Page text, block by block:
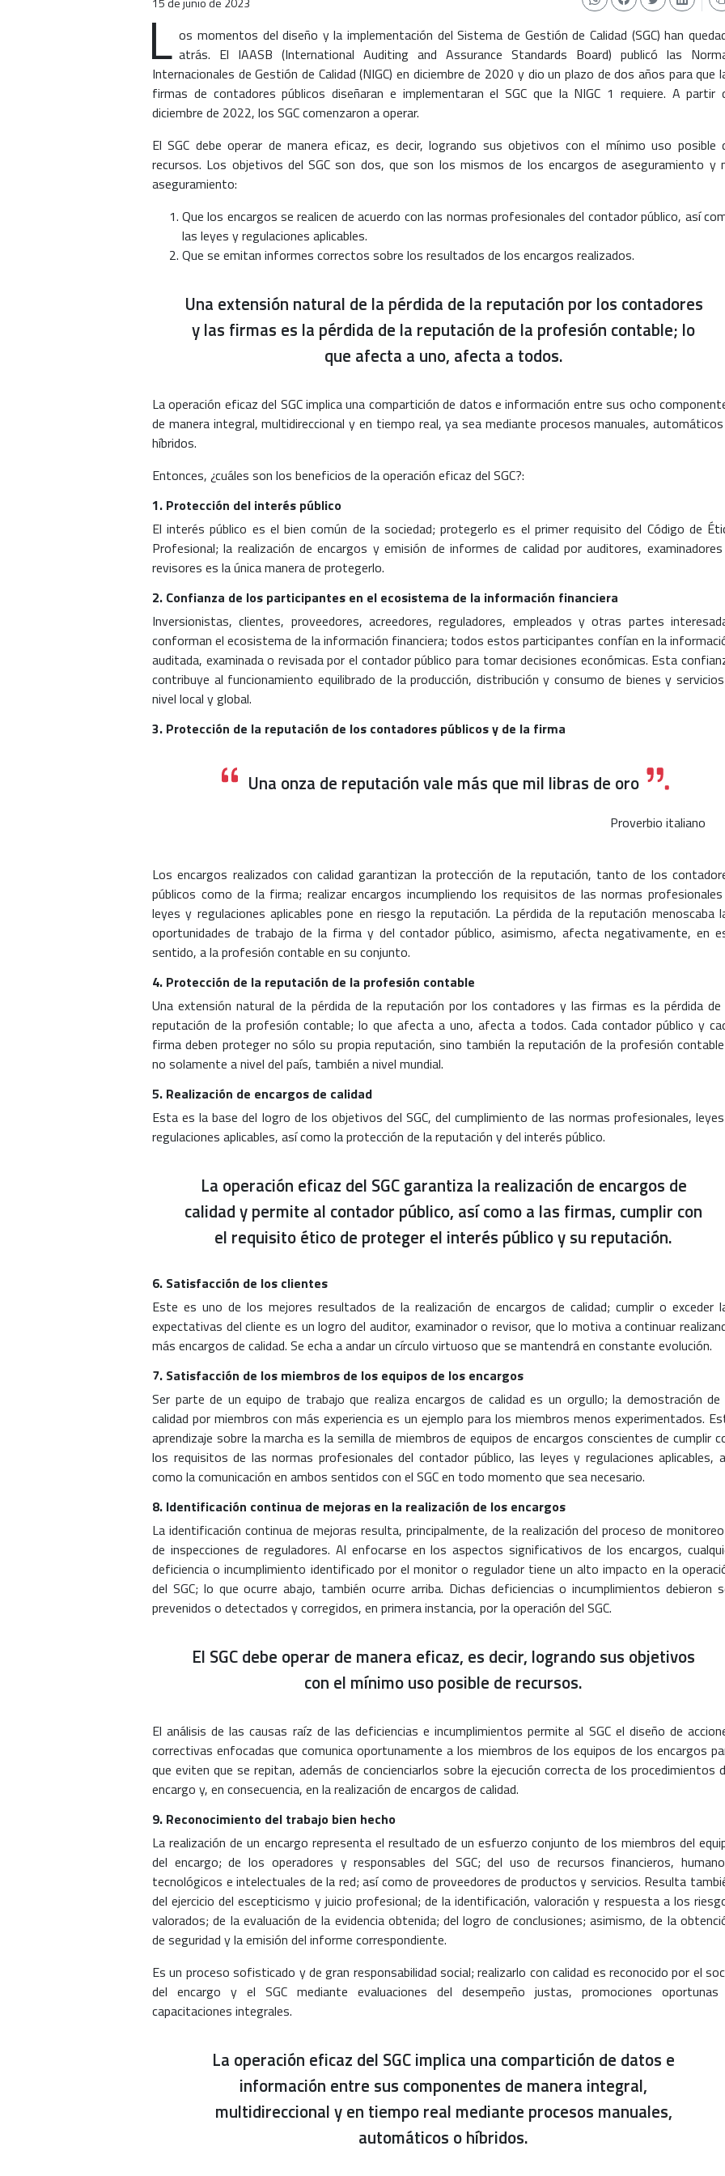
L os momentos del diseño y la implementación del Sistema de Gestión de Calidad (SGC) han
atrás. El IAASB (International Auditing and Assurance Standards Board) publicó las
Internacionales de Gestión de Calidad (NIGC) en diciembre de 2020 y dio un plazo de dos años para que
firmas de contadores públicos diseñaran e implementaran el SGC que la NIGC 1 requiere. A partir
diciembre de 2022, los SGC comenzaron a operar.
El SGC debe operar de manera eficaz, es decir, logrando sus objetivos con el mínimo uso posible
recursos. Los objetivos del SGC son dos, que son los mismos de los encargos de aseguramiento y
aseguramiento:
Que los encargos se realicen de acuerdo con las normas profesionales del contador público, así
las leyes y regulaciones aplicables.
Que se emitan informes correctos sobre los resultados de los encargos realizados.
Una extensión natural de la pérdida de la reputación por los contadores
y las firmas es la pérdida de la reputación de la profesión contable; lo
que afecta a uno, afecta a todos.
La operación eficaz del SGC implica una compartición de datos e información entre sus ocho
de manera integral, multidireccional y en tiempo real, ya sea mediante procesos manuales,
híbridos.
Entonces, ¿cuáles son los beneficios de la operación eficaz del SGC?:
1. Protección del interés público
El interés público es el bien común de la sociedad; protegerlo es el primer requisito del Código de
Profesional; la realización de encargos y emisión de informes de calidad por auditores,
revisores es la única manera de protegerlo.
2. Confianza de los participantes en el ecosistema de la información financiera
Inversionistas, clientes, proveedores, acreedores, reguladores, empleados y otras partes
conforman el ecosistema de la información financiera; todos estos participantes confían en la
auditada, examinada o revisada por el contador público para tomar decisiones económicas. Esta
contribuye al funcionamiento equilibrado de la producción, distribución y consumo de bienes y
nivel local y global.
3. Protección de la reputación de los contadores públicos y de la firma
Una onza de reputación vale más que mil libras de oro
Proverbio italiano
Los encargos realizados con calidad garantizan la protección de la reputación, tanto de los
públicos como de la firma; realizar encargos incumpliendo los requisitos de las normas
leyes y regulaciones aplicables pone en riesgo la reputación. La pérdida de la reputación menoscaba
oportunidades de trabajo de la firma y del contador público, asimismo, afecta negativamente, en
sentido, a la profesión contable en su conjunto.
4. Protección de la reputación de la profesión contable
Una extensión natural de la pérdida de la reputación por los contadores y las firmas es la pérdida de
reputación de la profesión contable; lo que afecta a uno, afecta a todos. Cada contador público y
firma deben proteger no sólo su propia reputación, sino también la reputación de la profesión
no solamente a nivel del país, también a nivel mundial.
5. Realización de encargos de calidad
Esta es la base del logro de los objetivos del SGC, del cumplimiento de las normas profesionales,
regulaciones aplicables, así como la protección de la reputación y del interés público.
La operación eficaz del SGC garantiza la realización de encargos de
calidad y permite al contador público, así como a las firmas, cumplir con
el requisito ético de proteger el interés público y su reputación.
6. Satisfacción de los clientes
Este es uno de los mejores resultados de la realización de encargos de calidad; cumplir o exceder
expectativas del cliente es un logro del auditor, examinador o revisor, que lo motiva a continuar
más encargos de calidad. Se echa a andar un círculo virtuoso que se mantendrá en constante evolución.
7. Satisfacción de los miembros de los equipos de los encargos
Ser parte de un equipo de trabajo que realiza encargos de calidad es un orgullo; la demostración de
calidad por miembros con más experiencia es un ejemplo para los miembros menos experimentados.
aprendizaje sobre la marcha es la semilla de miembros de equipos de encargos conscientes de cumplir
los requisitos de las normas profesionales del contador público, las leyes y regulaciones aplicables,
como la comunicación en ambos sentidos con el SGC en todo momento que sea necesario.
8. Identificación continua de mejoras en la realización de los encargos
La identificación continua de mejoras resulta, principalmente, de la realización del proceso de
de inspecciones de reguladores. Al enfocarse en los aspectos significativos de los encargos,
deficiencia o incumplimiento identificado por el monitor o regulador tiene un alto impacto en la
del SGC; lo que ocurre abajo, también ocurre arriba. Dichas deficiencias o incumplimientos debieron
prevenidos o detectados y corregidos, en primera instancia, por la operación del SGC.
El SGC debe operar de manera eficaz, es decir, logrando sus objetivos
con el mínimo uso posible de recursos.
El análisis de las causas raíz de las deficiencias e incumplimientos permite al SGC el diseño de
correctivas enfocadas que comunica oportunamente a los miembros de los equipos de los encargos
que eviten que se repitan, además de concienciarlos sobre la ejecución correcta de los procedimientos
encargo y, en consecuencia, en la realización de encargos de calidad.
9. Reconocimiento del trabajo bien hecho
La realización de un encargo representa el resultado de un esfuerzo conjunto de los miembros del
del encargo; de los operadores y responsables del SGC; del uso de recursos financieros,
tecnológicos e intelectuales de la red; así como de proveedores de productos y servicios. Resulta
del ejercicio del escepticismo y juicio profesional; de la identificación, valoración y respuesta a los
valorados; de la evaluación de la evidencia obtenida; del logro de conclusiones; asimismo, de la
de seguridad y la emisión del informe correspondiente.
Es un proceso sofisticado y de gran responsabilidad social; realizarlo con calidad es reconocido por el
del encargo y el SGC mediante evaluaciones del desempeño justas, promociones
capacitaciones integrales.
La operación eficaz del SGC implica una compartición de datos e
información entre sus componentes de manera integral,
multidireccional y en tiempo real mediante procesos manuales,
automáticos o híbridos.